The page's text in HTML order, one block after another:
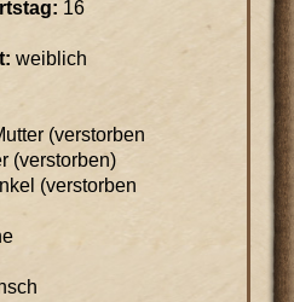
16
weiblich
(verstorben
(verstorben)
(verstorben